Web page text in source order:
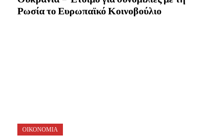
Ρωσία το Ευρωπαϊκό Κοινοβούλιο
ΟΙΚΟΝΟΜΙΑ